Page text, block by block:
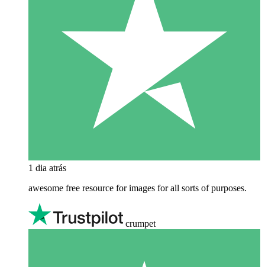
1 dia atrás
awesome free resource for images for all sorts of purposes.
crumpet